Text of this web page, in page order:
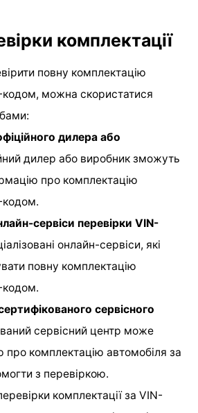
комплектації
повну комплектацію
кодом, можна скористатися
дилера або
дилер або виробник зможуть
про комплектацію
кодом.
сервіси перевірки VIN-
онлайн-сервіси, які
повну комплектацію
кодом.
сервісного
сервісний центр може
про комплектацію автомобіля за
з перевіркою.
комплектації за VIN-